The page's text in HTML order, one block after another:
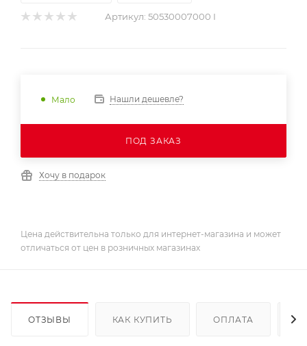
Артикул: 50530007000 I
Мало Нашли дешевле?
ПОД ЗАКАЗ
Хочу в подарок
Цена действительна только для интернет-магазина и может
отличаться от цен в розничных магазинах
ОТЗЫВЫ КАК КУПИТЬ ОПЛАТА